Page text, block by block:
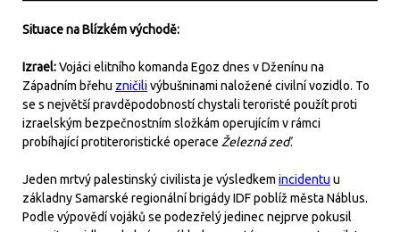
Situace na Blízkém východě:
Izrael:Vojáci elitního komanda Egoz dnes v Dženínu na
Západním břehu zničilivýbušninami naložené civilní vozidlo. To
se s největší pravděpodobností chystali teroristé použít proti
izraelským bezpečnostním složkám operujícím v rámci
probíhající protiteroristické operace Železná zeď.
Jeden mrtvý palestinský civilista je výsledkem incidentu u
základny Samarské regionální brigády IDF poblíž města Náblus.
Podle výpovědí vojáků se podezřelý jedinec nejprve pokusil